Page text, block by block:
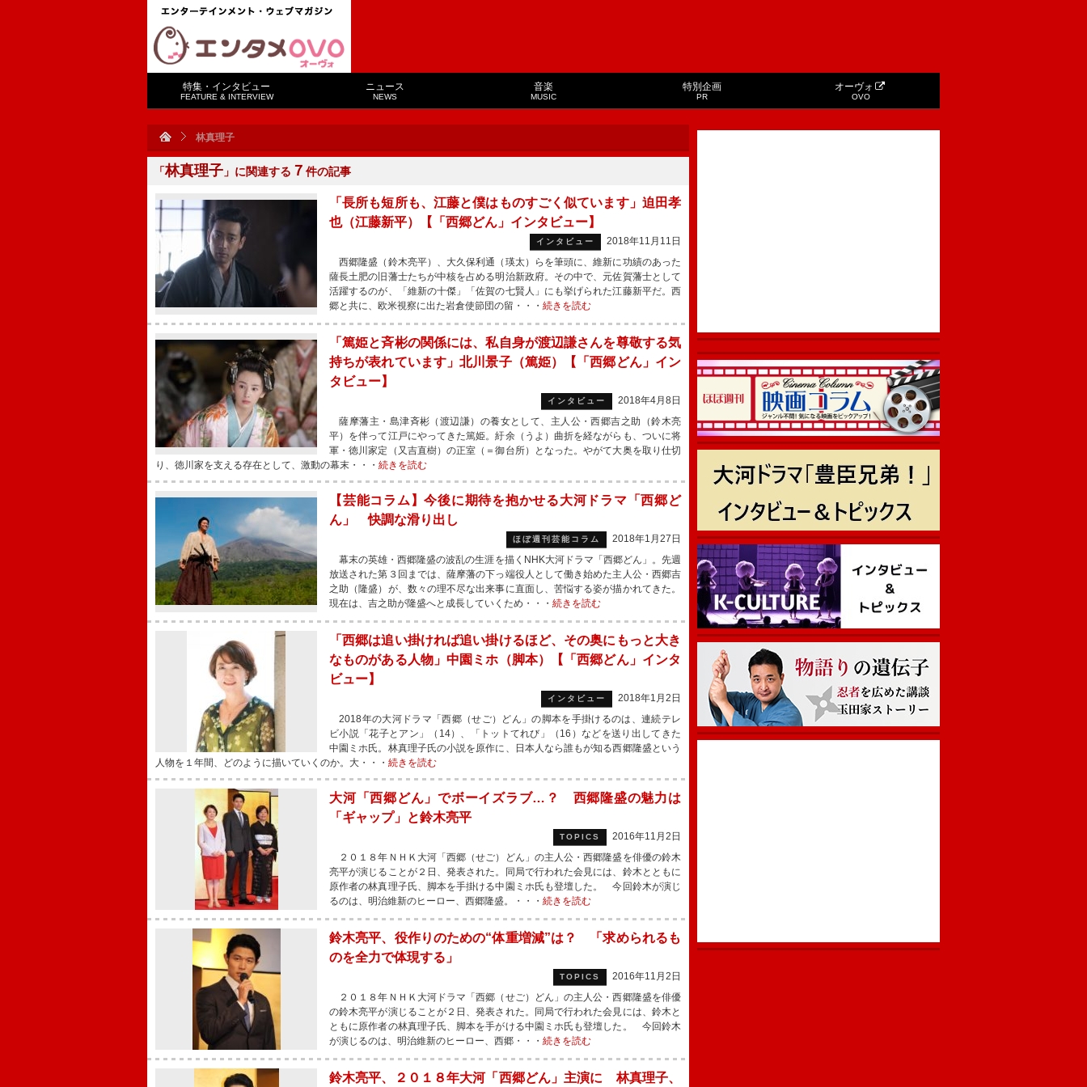
特集・インタビュー
FEATURE & INTERVIEW
ニュース
NEWS
音楽
MUSIC
特別企画
PR
オーヴォ
OVO
林真理子
「林真理子 」に関連する ７ 件の記事
「長所も短所も、江藤と僕はものすごく似ています」迫田孝
也（江藤新平）【「西郷どん」インタビュー】
インタビュー
2018年11月11日
西郷隆盛（鈴木亮平）、大久保利通（瑛太）らを筆頭に、維新に功績のあった
薩長土肥の旧藩士たちが中核を占める明治新政府。その中で、元佐賀藩士として
活躍するのが、「維新の十傑」「佐賀の七賢人」にも挙げられた江藤新平だ。西
郷と共に、欧米視察に出た岩倉使節団の留・・・ 続きを読む
「篤姫と斉彬の関係には、私自身が渡辺謙さんを尊敬する気
持ちが表れています」北川景子（篤姫）【「西郷どん」イン
タビュー】
インタビュー
2018年4月8日
薩摩藩主・島津斉彬（渡辺謙）の養女として、主人公・西郷吉之助（鈴木亮
平）を伴って江戸にやってきた篤姫。紆余（うよ）曲折を経ながらも、ついに将
軍・徳川家定（又吉直樹）の正室（＝御台所）となった。やがて大奥を取り仕切
り、徳川家を支える存在として、激動の幕末・・・ 続きを読む
【芸能コラム】今後に期待を抱かせる大河ドラマ「西郷ど
ん」 快調な滑り出し
ほぼ週刊芸能コラム
2018年1月27日
幕末の英雄・西郷隆盛の波乱の生涯を描くNHK大河ドラマ「西郷どん」。先週
放送された第３回までは、薩摩藩の下っ端役人として働き始めた主人公・西郷吉
之助（隆盛）が、数々の理不尽な出来事に直面し、苦悩する姿が描かれてきた。
現在は、吉之助が隆盛へと成長していくため・・・ 続きを読む
「西郷は追い掛ければ追い掛けるほど、その奥にもっと大き
なものがある人物」中園ミホ（脚本）【「西郷どん」インタ
ビュー】
インタビュー
2018年1月2日
2018年の大河ドラマ「西郷（せご）どん」の脚本を手掛けるのは、連続テレ
ビ小説「花子とアン」（14）、「トットてれび」（16）などを送り出してきた
中園ミホ氏。林真理子氏の小説を原作に、日本人なら誰もが知る西郷隆盛という
人物を１年間、どのように描いていくのか。大・・・ 続きを読む
大河「西郷どん」でボーイズラブ…？ 西郷隆盛の魅力は
「ギャップ」と鈴木亮平
TOPICS
2016年11月2日
２０１８年ＮＨＫ大河「西郷（せご）どん」の主人公・西郷隆盛を俳優の鈴木
亮平が演じることが２日、発表された。同局で行われた会見には、鈴木とともに
原作者の林真理子氏、脚本を手掛ける中園ミホ氏も登壇した。 今回鈴木が演じ
るのは、明治維新のヒーロー、西郷隆盛。・・・ 続きを読む
鈴木亮平、役作りのための“体重増減”は？ 「求められるも
のを全力で体現する」
TOPICS
2016年11月2日
２０１８年ＮＨＫ大河ドラマ「西郷（せご）どん」の主人公・西郷隆盛を俳優
の鈴木亮平が演じることが２日、発表された。同局で行われた会見には、鈴木と
ともに原作者の林真理子氏、脚本を手がける中園ミホ氏も登壇した。 今回鈴木
が演じるのは、明治維新のヒーロー、西郷・・・ 続きを読む
鈴木亮平、２０１８年大河「西郷どん」主演に 林真理子、